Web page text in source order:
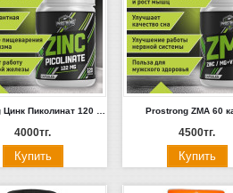
4000тг.
Prostrong ZMA 60
4500тг.